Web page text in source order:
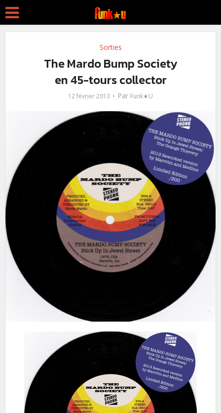
Sorties
The Mardo Bump Society
en 45-tours collector
12 février 2013 Par Funk★U